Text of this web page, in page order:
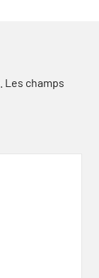
Les champs